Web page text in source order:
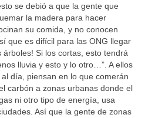
se debió a que la gente que
la madera para hacer
su comida, y no conocen
que es difícil para las ONG llegar
árboles! Si los cortas, esto tendrá
lluvia y esto y lo otro…”. A ellos
día, piensan en lo que comerán
carbón a zonas urbanas donde el
ni otro tipo de energía, usa
Así que la gente de zonas